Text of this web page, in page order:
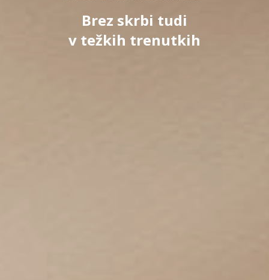
Brez skrbi tudi
v težkih trenutkih